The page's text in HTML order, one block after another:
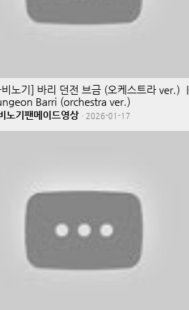
비노기] 바리 던전 브금 (오케스트라 ver.) ｜
Barri (orchestra ver.)
노기팬메이드영상 · 2026-01-17